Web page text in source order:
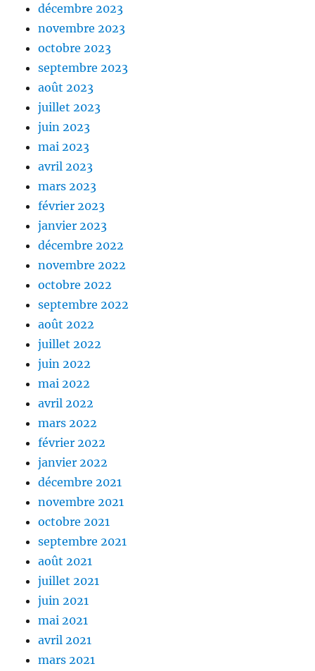
décembre 2023
novembre 2023
octobre 2023
septembre 2023
août 2023
juillet 2023
juin 2023
mai 2023
avril 2023
mars 2023
février 2023
janvier 2023
décembre 2022
novembre 2022
octobre 2022
septembre 2022
août 2022
juillet 2022
juin 2022
mai 2022
avril 2022
mars 2022
février 2022
janvier 2022
décembre 2021
novembre 2021
octobre 2021
septembre 2021
août 2021
juillet 2021
juin 2021
mai 2021
avril 2021
mars 2021